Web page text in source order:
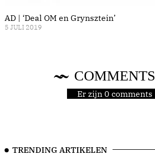
AD | ‘Deal OM en Grynsztein’
5 JULI 2019
COMMENTS
Er zijn 0 comments
TRENDING ARTIKELEN